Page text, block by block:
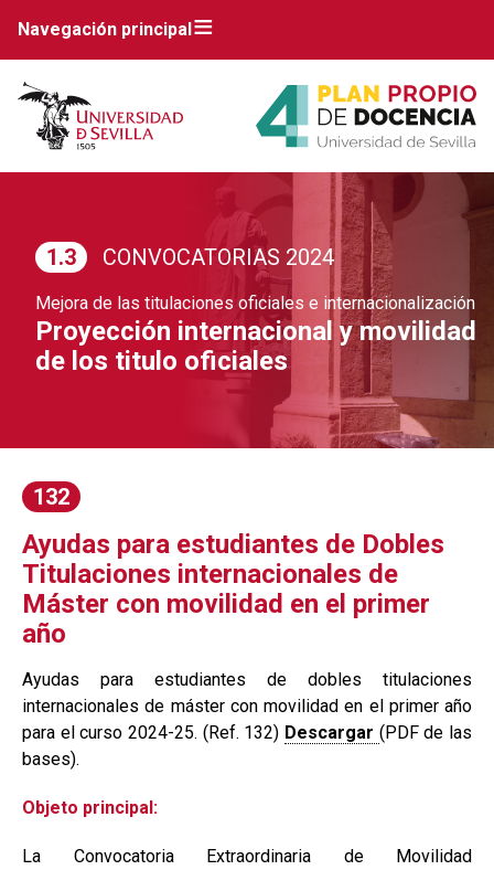
Navegación principal
1.3 CONVOCATORIAS 2024
Mejora de las titulaciones oficiales e internacionalización
Proyección internacional y movilidad
de los titulo oficiales
132
Ayudas para estudiantes de Dobles
Titulaciones internacionales de
Máster con movilidad en el primer
año
Ayudas para estudiantes de dobles titulaciones
internacionales de máster con movilidad en el primer año
para el curso 2024-25. (Ref. 132) Descargar (PDF de las
bases).
Objeto principal:
La Convocatoria Extraordinaria de Movilidad